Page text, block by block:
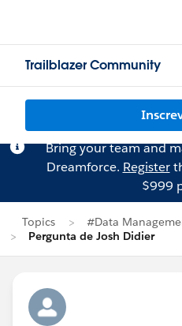
Trailblazer Community
Bring your team and
Dreamforce. Register
$999
Topics
#Data
Pergunta de Josh Didier